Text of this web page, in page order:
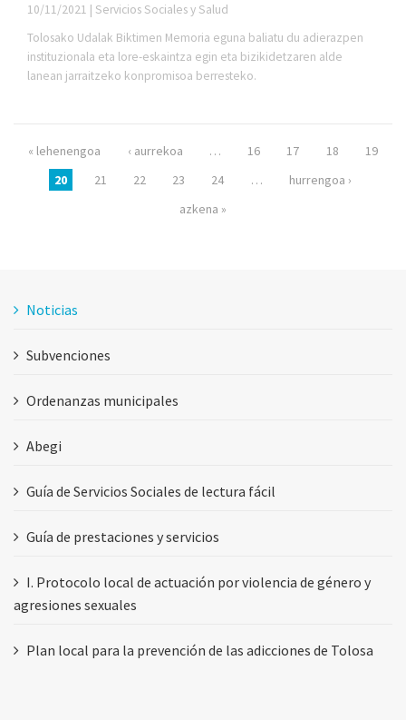
10/11/2021 | Servicios Sociales y Salud
Tolosako Udalak Biktimen Memoria eguna baliatu du adierazpen
instituzionala eta lore-eskaintza egin eta bizikidetzaren alde
lanean jarraitzeko konpromisoa berresteko.
Páginas
« lehenengoa ‹ aurrekoa … 16 17 18
19
20
21 22 23 24 …
hurrengoa ›
azkena »
Noticias
Subvenciones
Ordenanzas municipales
Abegi
Guía de Servicios Sociales de lectura fácil
Guía de prestaciones y servicios
I. Protocolo local de actuación por violencia de género y
agresiones sexuales
Plan local para la prevención de las adicciones de Tolosa